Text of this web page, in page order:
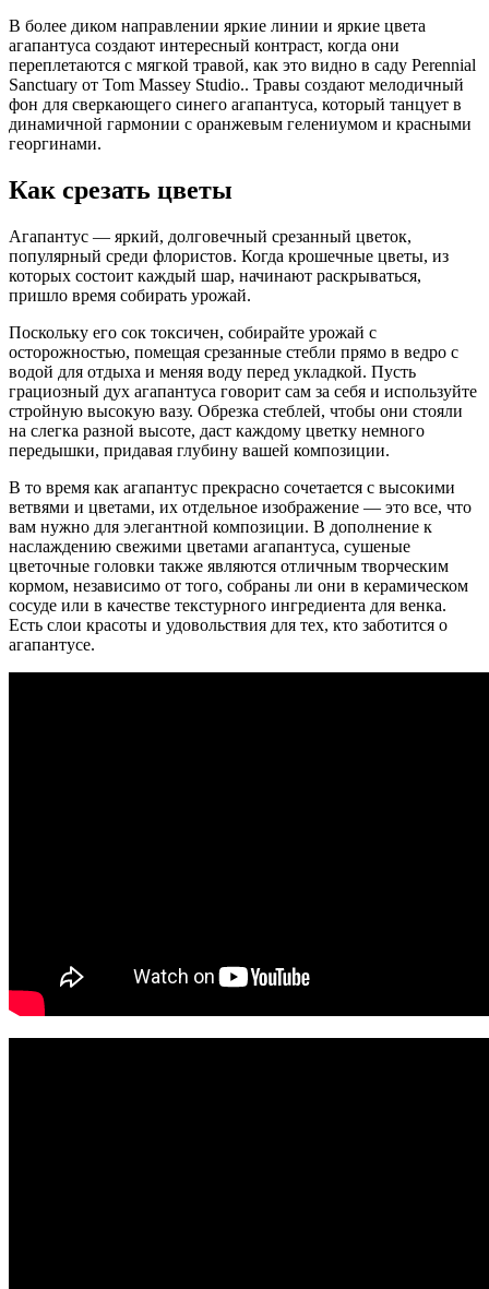
В более диком направлении яркие линии и яркие цвета
агапантуса создают интересный контраст, когда они
переплетаются с мягкой травой, как это видно в саду Perennial
Sanctuary от Tom Massey Studio.. Травы создают мелодичный
фон для сверкающего синего агапантуса, который танцует в
динамичной гармонии с оранжевым гелениумом и красными
георгинами.
Как срезать цветы
Агапантус — яркий, долговечный срезанный цветок,
популярный среди флористов. Когда крошечные цветы, из
которых состоит каждый шар, начинают раскрываться,
пришло время собирать урожай.
Поскольку его сок токсичен, собирайте урожай с
осторожностью, помещая срезанные стебли прямо в ведро с
водой для отдыха и меняя воду перед укладкой. Пусть
грациозный дух агапантуса говорит сам за себя и используйте
стройную высокую вазу. Обрезка стеблей, чтобы они стояли
на слегка разной высоте, даст каждому цветку немного
передышки, придавая глубину вашей композиции.
В то время как агапантус прекрасно сочетается с высокими
ветвями и цветами, их отдельное изображение — это все, что
вам нужно для элегантной композиции. В дополнение к
наслаждению свежими цветами агапантуса, сушеные
цветочные головки также являются отличным творческим
кормом, независимо от того, собраны ли они в керамическом
сосуде или в качестве текстурного ингредиента для венка.
Есть слои красоты и удовольствия для тех, кто заботится о
агапантусе.